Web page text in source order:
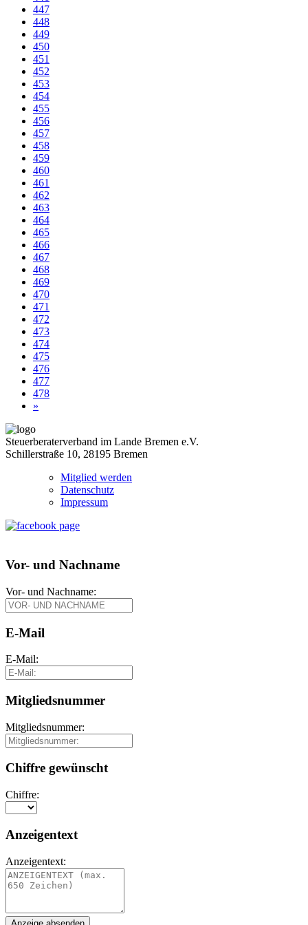
447
448
449
450
451
452
453
454
455
456
457
458
459
460
461
462
463
464
465
466
467
468
469
470
471
472
473
474
475
476
477
478
»
Steuerberaterverband im Lande Bremen e.V.
Schillerstraße 10, 28195 Bremen
Mitglied werden
Datenschutz
Impressum
Vor- und Nachname
Vor- und Nachname:
E-Mail
E-Mail:
Mitgliedsnummer
Mitgliedsnummer:
Chiffre gewünscht
Chiffre:
Anzeigentext
Anzeigentext: